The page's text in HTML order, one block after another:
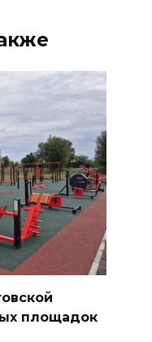
площадок